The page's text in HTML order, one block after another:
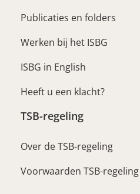
Publicaties en folders
Werken bij het ISBG
ISBG in English
Heeft u een klacht?
TSB-regeling
Over de TSB-regeling
Voorwaarden TSB-regeling